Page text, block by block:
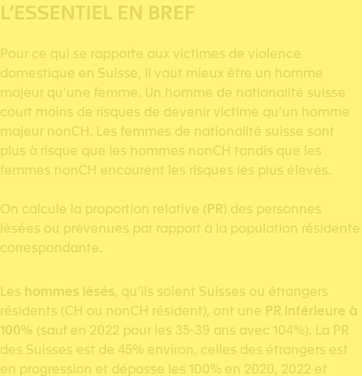
L’ESSENTIEL EN BREF
Pour ce qui se rapporte aux victimes de violence
domestique en Suisse, il vaut mieux être un homme
majeur qu’une femme. Un homme de nationalité suisse
court moins de risques de devenir victime qu’un homme
majeur nonCH. Les femmes de nationalité suisse sont
plus à risque que les hommes nonCH tandis que les
femmes nonCH encourent les risques les plus élevés.
On calcule la proportion relative (PR) des personnes
lésées ou prévenues par rapport à la population résidente
correspondante.
Les hommes lésés, qu’ils soient Suisses ou étrangers
résidents (CH ou nonCH résident), ont une PR inférieure à
100% (sauf en 2022 pour les 35-39 ans avec 104%). La PR
des Suisses est de 45% environ, celles des étrangers est
en progression et dépasse les 100% en 2020, 2022 et